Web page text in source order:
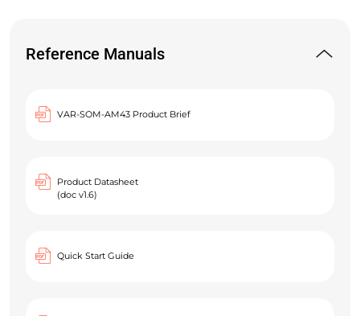
Reference Manuals
VAR-SOM-AM43 Product Brief
Product Datasheet
(doc v1.6)
Quick Start Guide